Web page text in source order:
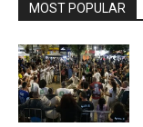
MOST POPULAR